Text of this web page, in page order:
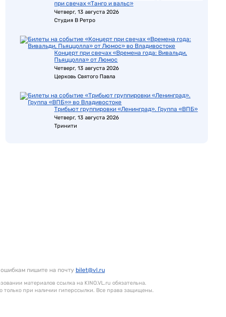
при свечах «Танго и вальс»
Четверг, 13 августа 2026
Студия В Ретро
Концерт при свечах «Времена года: Вивальди,
Пьяццолла» от Люмос
Четверг, 13 августа 2026
Церковь Святого Павла
Трибьют группировки «Ленинград». Группа «ВПБ»
Четверг, 13 августа 2026
Тринити
пишите на почту bilet@vl.ru
материалов ссылка на KINO.VL.ru обязательна.
только при наличии гиперссылки. Все права защищены.